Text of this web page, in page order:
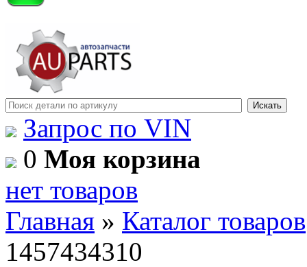
Запрос по VIN
0 Моя корзина
нет товаров
Главная » Каталог товаров
1457434310